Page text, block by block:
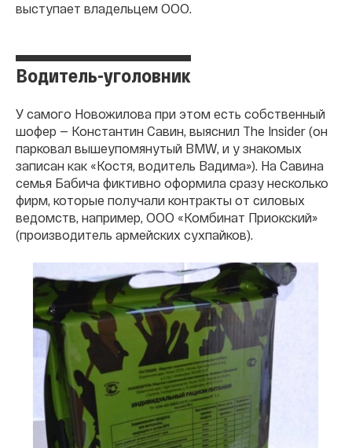
выступает владельцем ООО.
Водитель-уголовник
У самого Новожилова при этом есть собственный
шофер — Константин Савин, выяснил The Insider (он
парковал вышеупомянутый BMW, и у знакомых
записан как «Костя, водитель Вадима»). На Савина
семья Бабича фиктивно оформила сразу несколько
фирм, которые получали контракты от силовых
ведомств, например, ООО «Комбинат Приокский»
(производитель армейских сухпайков).